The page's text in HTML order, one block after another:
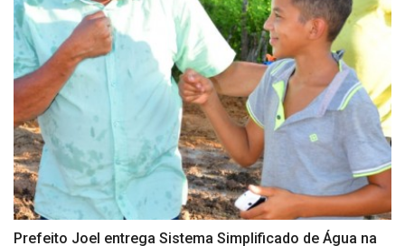
Prefeito Joel entrega Sistema Simplificado de Água na